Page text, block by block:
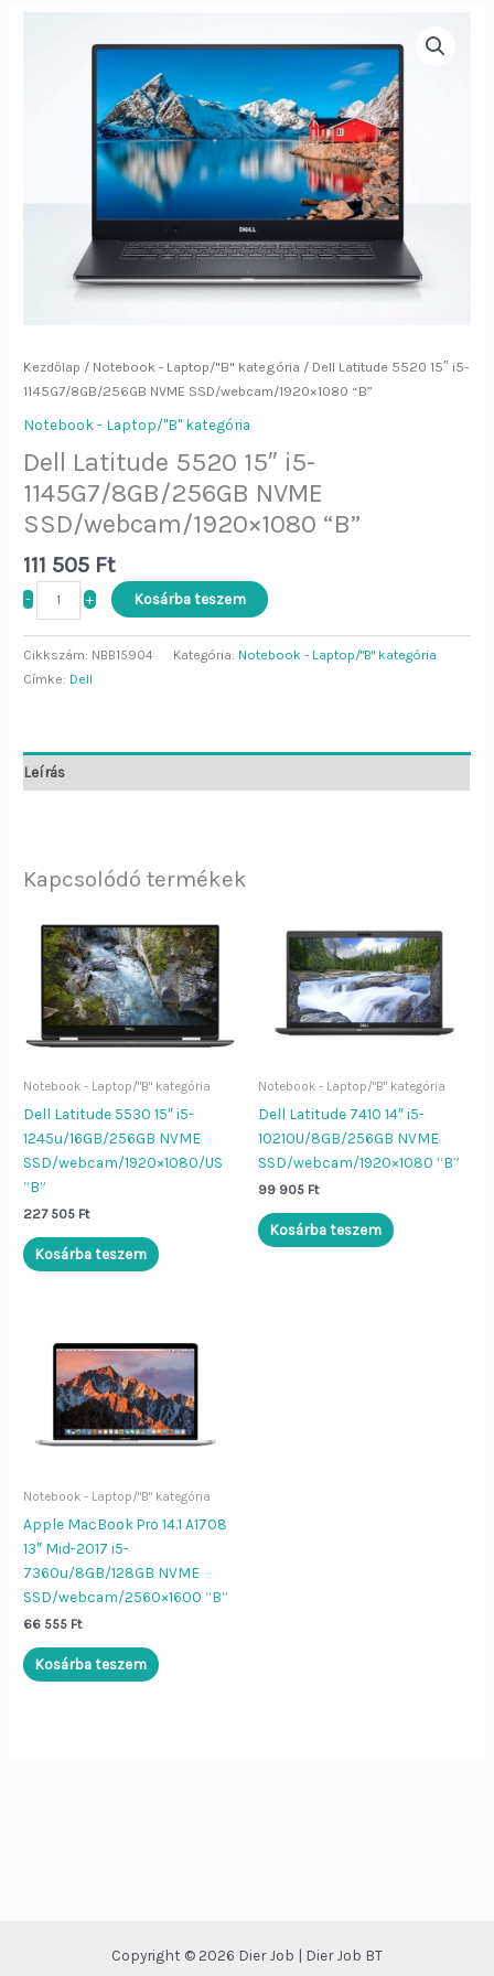
Kezdőlap / Notebook - Laptop/"B" kategória / Dell Latitude 5520 15″ i5-
1145G7/8GB/256GB NVME SSD/webcam/1920×1080 “B”
Notebook - Laptop/"B" kategória
Dell Latitude 5520 15″ i5-
1145G7/8GB/256GB NVME
SSD/webcam/1920×1080 “B”
111 505 Ft
-
mennyiség
+ Kosárba teszem
Cikkszám: NBB15904 Kategória: Notebook - Laptop/"B" kategória
Címke: Dell
Leírás
Kapcsolódó termékek
Notebook - Laptop/"B" kategória
Dell Latitude 5530 15″ i5-
1245u/16GB/256GB NVME
SSD/webcam/1920×1080/US
“B”
227 505 Ft
Kosárba teszem
Notebook - Laptop/"B" kategória
Dell Latitude 7410 14″ i5-
10210U/8GB/256GB NVME
SSD/webcam/1920×1080 “B”
99 905 Ft
Kosárba teszem
Notebook - Laptop/"B" kategória
Apple MacBook Pro 14.1 A1708
13″ Mid-2017 i5-
7360u/8GB/128GB NVME
SSD/webcam/2560×1600 “B”
66 555 Ft
Kosárba teszem
Copyright © 2026 Dier Job | Dier Job BT
Dier Job asszisztens
„Lenovo L570”), vagy kérdezd:
„Nyitvatartás”, „ÁSZF”, „Adatvédelem”.